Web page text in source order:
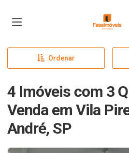
Página
Ordenar
4 Imóveis com 3
Venda em Vila
André, SP